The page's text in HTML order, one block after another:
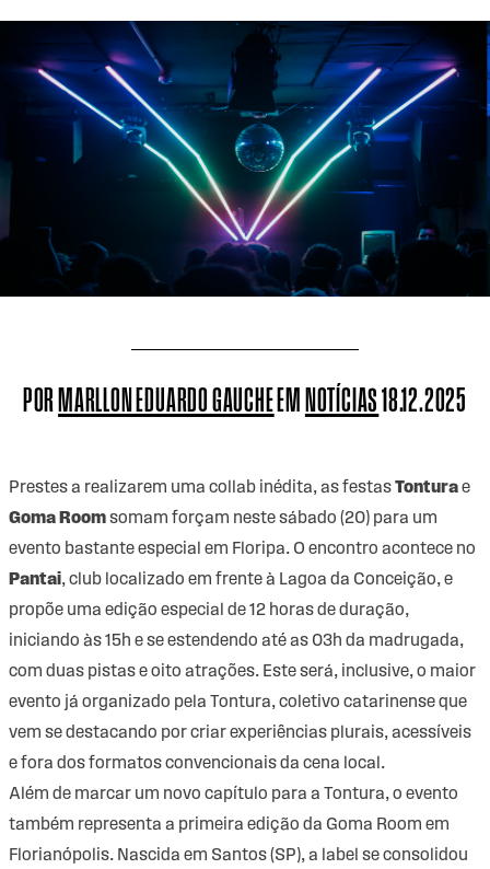
PORMARLLON EDUARDO GAUCHEEMNOTÍCIAS18.12.2025
Prestes a realizarem uma collab inédita, as festasTonturae
Goma Roomsomam forçam neste sábado (20) para um
evento bastante especial em Floripa. O encontro acontece no
Pantai, club localizado em frente à Lagoa da Conceição, e
propõe uma edição especial de 12 horas de duração,
iniciando às 15h e se estendendo até as 03h da madrugada,
com duas pistas e oito atrações. Este será, inclusive, o maior
evento já organizado pela Tontura, coletivo catarinense que
vem se destacando por criar experiências plurais, acessíveis
e fora dos formatos convencionais da cena local.
Além de marcar um novo capítulo para a Tontura, o evento
também representa a primeira edição da Goma Room em
Florianópolis. Nascida em Santos (SP), a label se consolidou